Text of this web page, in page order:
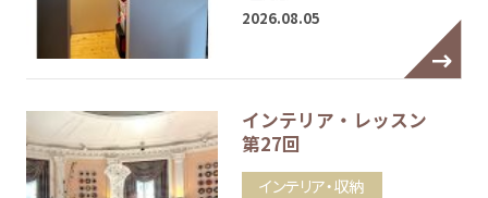
2026.08.05
インテリア・レッスン
第27回
インテリア・収納